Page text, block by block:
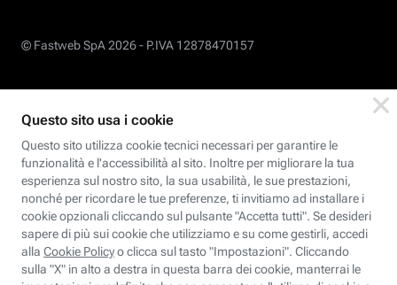
© Fastweb SpA 2026 - P.IVA 12878470157